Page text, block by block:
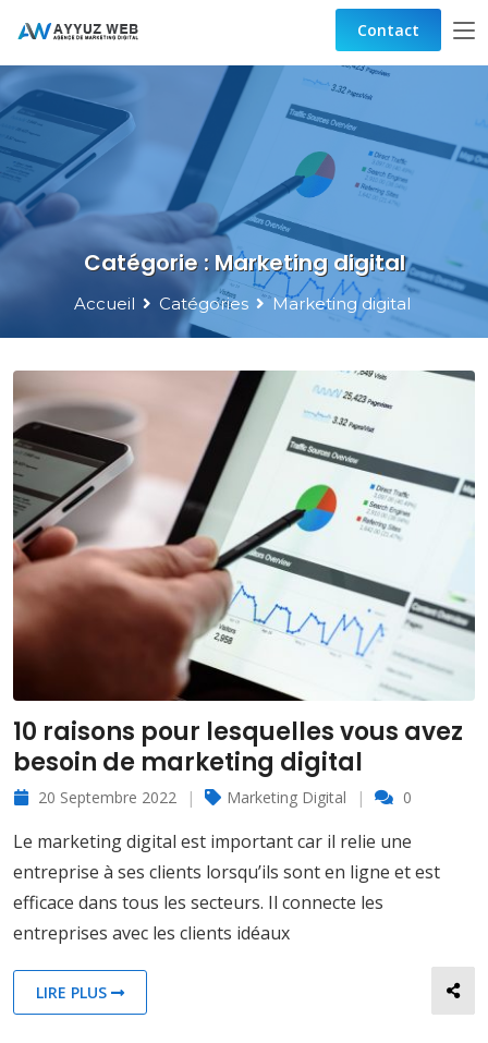
Contact
Catégorie : Marketing digital
Accueil Catégories Marketing digital
10 raisons pour lesquelles vous avez
besoin de marketing digital
20 Septembre 2022 Marketing Digital 0
Le marketing digital est important car il relie une
entreprise à ses clients lorsqu’ils sont en ligne et est
efficace dans tous les secteurs. Il connecte les
entreprises avec les clients idéaux
LIRE PLUS